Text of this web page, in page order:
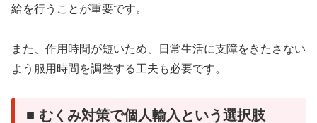
給を行うことが重要です。
また、作用時間が短いため、日常生活に支障をきたさない
よう服用時間を調整する工夫も必要です。
■ むくみ対策で個人輸入という選択肢